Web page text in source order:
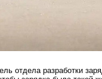
отдела разработки